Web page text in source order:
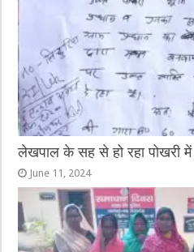
लेखपाल के सह से हो रहा पोखरी में
June 11, 2024